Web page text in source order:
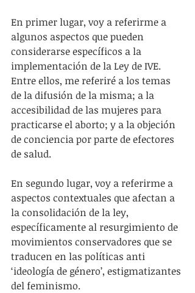
En primer lugar, voy a referirme a
algunos aspectos que pueden
considerarse específicos a la
implementación de la Ley de IVE.
Entre ellos, me referiré a los temas
de la difusión de la misma; a la
accesibilidad de las mujeres para
practicarse el aborto; y a la objeción
de conciencia por parte de efectores
de salud.
En segundo lugar, voy a referirme a
aspectos contextuales que afectan a
la consolidación de la ley,
específicamente al resurgimiento de
movimientos conservadores que se
traducen en las políticas anti
‘ideología de género’, estigmatizantes
del feminismo.